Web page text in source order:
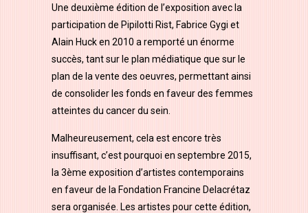
Une deuxième édition de l’exposition avec la
participation de Pipilotti Rist, Fabrice Gygi et
Alain Huck en 2010 a remporté un énorme
succès, tant sur le plan médiatique que sur le
plan de la vente des oeuvres, permettant ainsi
de consolider les fonds en faveur des femmes
atteintes du cancer du sein.
Malheureusement, cela est encore très
insuffisant, c’est pourquoi en septembre 2015,
la 3ème exposition d’artistes contemporains
en faveur de la Fondation Francine Delacrétaz
sera organisée. Les artistes pour cette édition,